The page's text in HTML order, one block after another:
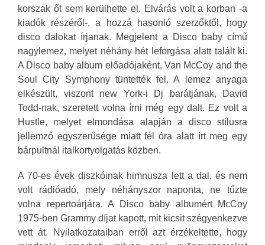
korszak őt sem kerülhette el. Elvárás volt a korban -a
kiadók részéről-, a hozzá hasonló szerzőktől, hogy
disco dalokat írjanak. Megjelent a Disco baby című
nagylemez, melyet néhány hét leforgása alatt talált ki.
A Disco baby album előadójaként, Van McCoy and the
Soul City Symphony tüntették fel. A lemez anyaga
elkészült, viszont new York-i Dj barátjának, David
Todd-nak, szeretett volna írni még egy dalt. Ez volt a
Hustle, melyet elmondása alapján a disco stílusra
jellemző egyszerűsége miatt fél óra alatt írt meg egy
bárpultnál italkortyolgatás közben.
A 70-es évek diszkóinak himnusza lett a dal, és nem
volt rádióadó, mely néhányszor naponta, ne tűzte
volna repertoárjára. A Disco baby albumért McCoy
1975-ben Grammy díjat kapott, mit kicsit szégyenkezve
vett át. Nyilatkozataiban erről azt érzékeltette, hogy